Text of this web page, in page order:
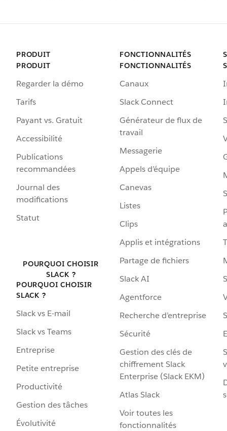
PRODUIT
PRODUIT
Regarder la démo
Tarifs
Payant vs. Gratuit
Accessibilité
Publications
recommandées
Journal des
modifications
Statut
POURQUOI CHOISIR
SLACK ?
POURQUOI CHOISIR
SLACK ?
Slack vs E-mail
Slack vs Teams
Entreprise
Petite entreprise
Productivité
Gestion des tâches
Évolutivité
FONCTIONNALITÉS
FONCTIONNALITÉS
Canaux
Slack Connect
Générateur de flux de
travail
Messagerie
Appels d’équipe
Canevas
Listes
Clips
Applis et intégrations
Partage de fichiers
Slack AI
Agentforce
Recherche d’entreprise
Sécurité
Gestion des clés de
chiffrement Slack
Enterprise (Slack EKM)
Atlas Slack
Voir toutes les
fonctionnalités